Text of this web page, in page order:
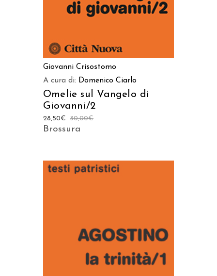
Giovanni Crisostomo
A cura di: Domenico Ciarlo
Omelie sul Vangelo di
Giovanni/2
30,00€
28,50€
Brossura
AGGIUNGI AL CARRELLO